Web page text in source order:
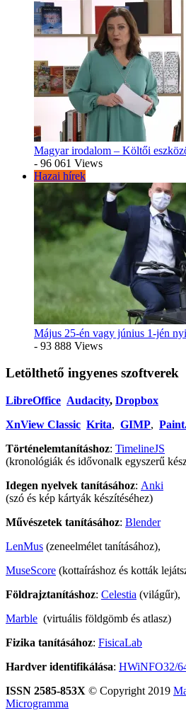
Magyar irodalom – Költői
- 96 061 Views
Hazai hírek
Május 25-én vagy június 1-jén
- 93 888 Views
Letölthető ingyenes szoftverek
LibreOffice Audacity, Dropbox
XnView Classic Krita, GIMP,
Történelemtanításhoz: TimelineJS
(kronológiák és idővonalk egyszerű
Idegen nyelvek tanításához: Anki
(szó és kép kártyák készítéséhez)
Művészetek tanításához: Blender
LenMus (zeneelmélet tanításához),
MuseScore (kottaíráshoz és kották
Földrajztanításhoz: Celestia (világűr),
Marble (virtuális földgömb és atlasz)
Fizika tanításához: FisicaLab
Hardver identifikálása: HWiNFO32/
ISSN 2585-853X © Copyright 2019
Microgramma